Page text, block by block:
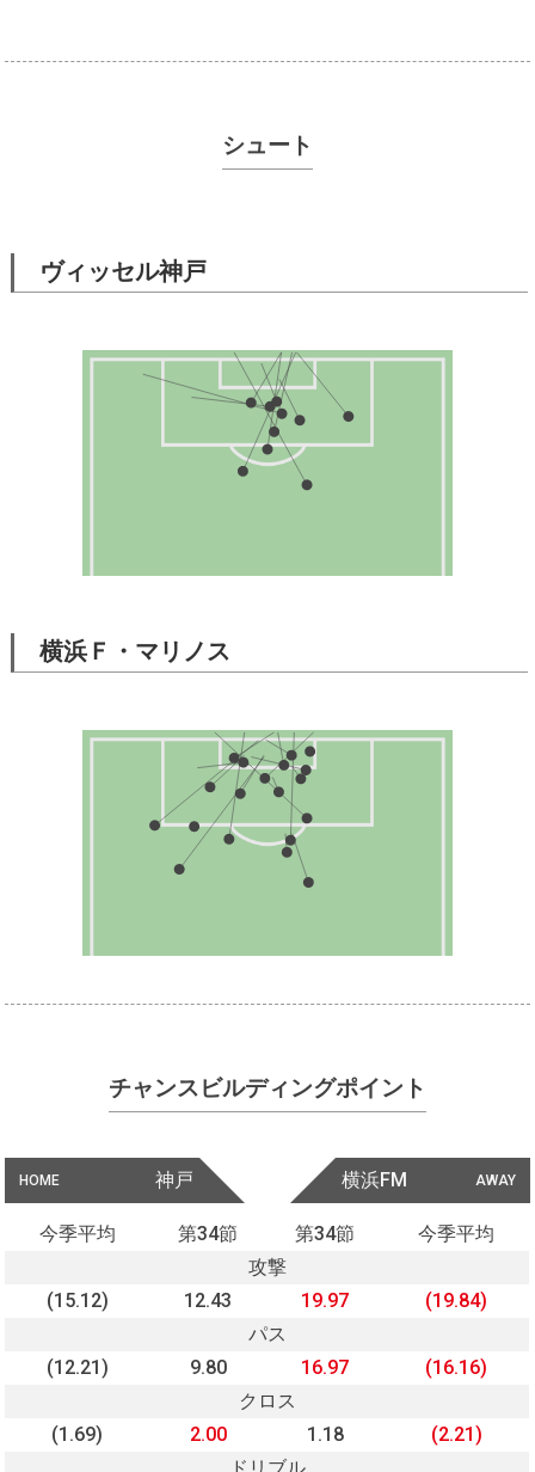
シュート
ヴィッセル神戸
横浜Ｆ・マリノス
チャンスビルディングポイント
HOME 神戸 AWAY
横浜FM
今季平均 第34節 第34節
今季平均
攻撃
(15.12)
12.43 19.97
(19.84)
パス
(12.21)
9.80 16.97
(16.16)
クロス
(1.69)
2.00 1.18
(2.21)